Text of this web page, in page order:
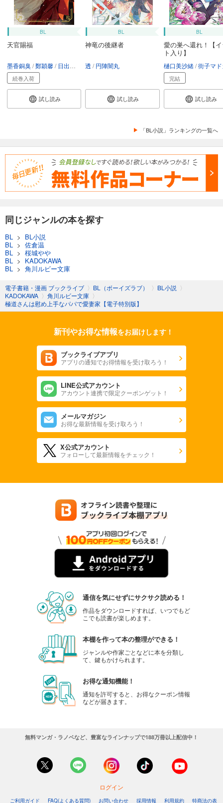
BL
天官賜福
墨香銅臭 鄭穎馨 日出的小太陽
続巻入荷
試し読み
BL
神竜の後継者
透 円陣闇丸
試し読み
BL
愛の巣へ還れ！【
ト入り】
樋口美沙緒 街子マ
完結
試し読み
「BL小説」ランキングの一覧へ
同じジャンルの本を探す
BL > BL小説
BL > 佐倉温
BL > 桜城やや
BL > KADOKAWA
BL > 角川ルビー文庫
電子書籍・漫画 ブックライブ 〉 BL（ボーイズラブ） 〉 BL小説 〉
KADOKAWA 〉 角川ルビー文庫 〉
極道さんは慰め上手なパパで愛妻家【電子特別版】
新刊やお得な情報をお届けします！
ブックライブアプリ
アプリの通知でお得情報を受け取ろう！
LINE公式アカウント
アカウント連携で限定クーポンゲット！
メールマガジン
お得な最新情報を受け取ろう！
X公式アカウント
フォローして最新情報をチェック！
通信を気にせずにサクサク読める！
作品をダウンロードすれば、いつでもど
こでも読書が楽しめます。
本棚を作って本の整理ができる！
ジャンルや作家ごとなどに本を分類し
て、鍵もかけられます。
お得な通知機能！
通知を許可すると、お得なクーポン情報
などが届きます。
無料マンガ・ラノベなど、豊富なラインナップで188万冊以上配信中！
ログイン
ご利用ガイド FAQ(よくある質問) お問い合わせ 採用情報 利用規約 特商法の表